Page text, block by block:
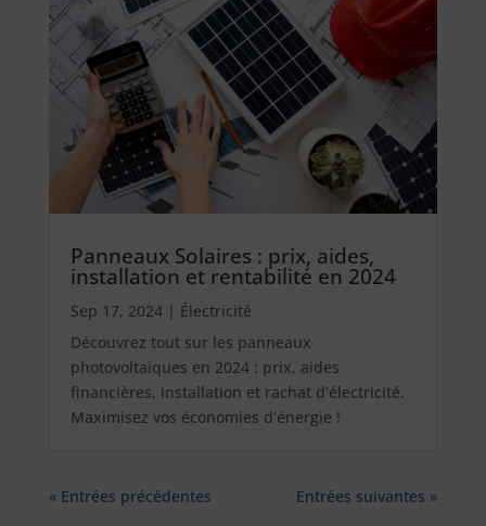
Panneaux Solaires : prix, aides,
installation et rentabilité en 2024
Sep 17, 2024| Électricité
Découvrez tout sur les panneaux
photovoltaïques en 2024 : prix, aides
financières, installation et rachat d’électricité.
Maximisez vos économies d’énergie !
« Entrées précédentes Entrées suivantes »